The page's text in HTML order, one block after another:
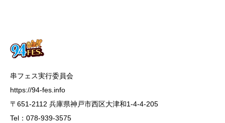
串フェス実行委員会
https://94-fes.info
〒651-2112 兵庫県神戸市西区大津和1-4-4-205
Tel：078-939-3575